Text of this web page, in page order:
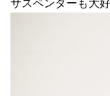
サスペンダーも大好